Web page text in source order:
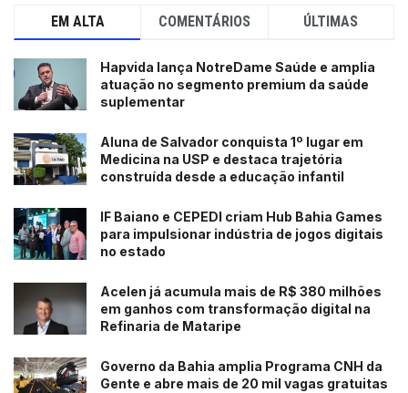
EM ALTA COMENTÁRIOS ÚLTIMAS
Hapvida lança NotreDame Saúde e amplia
atuação no segmento premium da saúde
suplementar
Aluna de Salvador conquista 1º lugar em
Medicina na USP e destaca trajetória
construída desde a educação infantil
IF Baiano e CEPEDI criam Hub Bahia Games
para impulsionar indústria de jogos digitais
no estado
Acelen já acumula mais de R$ 380 milhões
em ganhos com transformação digital na
Refinaria de Mataripe
Governo da Bahia amplia Programa CNH da
Gente e abre mais de 20 mil vagas gratuitas